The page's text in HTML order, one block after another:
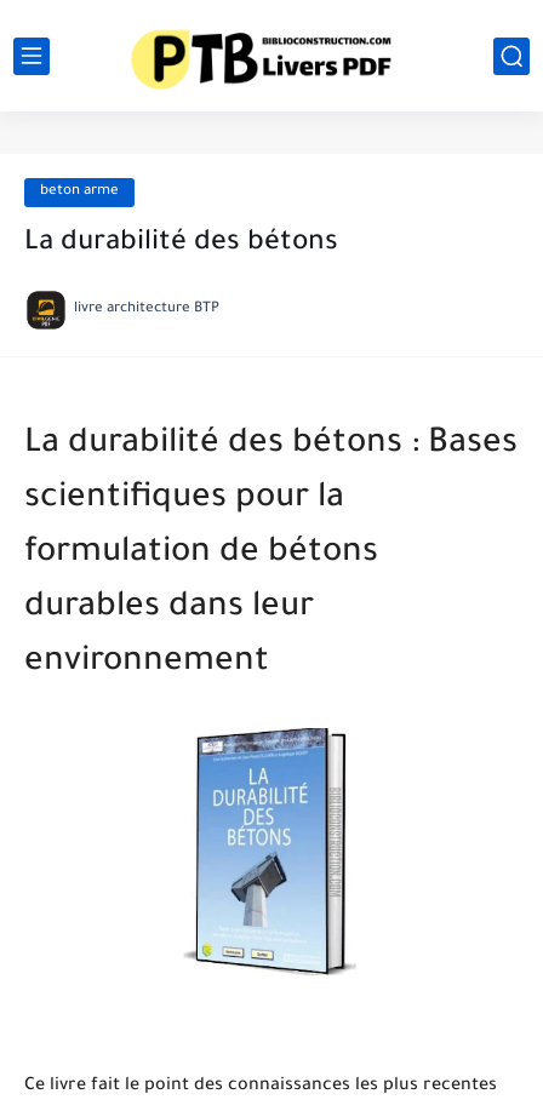
beton arme
La durabilité des bétons
livre architecture BTP
La durabilité des bétons : Bases
scientifiques pour la
formulation de bétons
durables dans leur
environnement
Ce livre fait le point des connaissances les plus recentes